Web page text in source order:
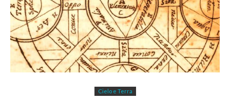
Cielo e Terra